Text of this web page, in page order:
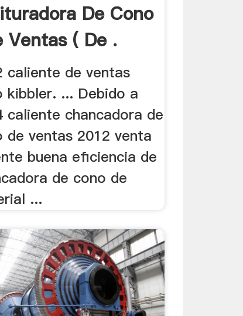
De Cono
Ventas ( De .
caliente de ventas
kibbler. ... Debido a
caliente chancadora de
de ventas 2012 venta
buena eficiencia de
de cono de
...